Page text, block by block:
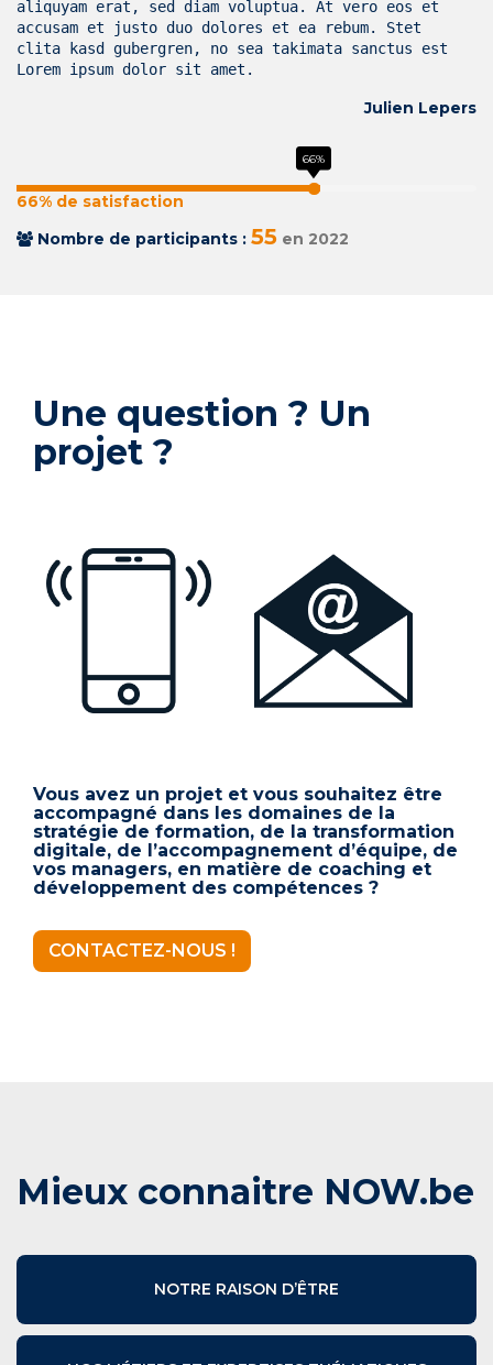
aliquyam erat, sed diam voluptua. At vero eos et
accusam et justo duo dolores et ea rebum. Stet
clita kasd gubergren, no sea takimata sanctus est
Lorem ipsum dolor sit amet.
Julien Lepers
66% de satisfaction
Nombre de participants : 55 en 2022
Une question ? Un
projet ?
Vous avez un projet et vous souhaitez être
accompagné dans les domaines de la
stratégie de formation, de la transformation
digitale, de l’accompagnement d’équipe, de
vos managers, en matière de coaching et
développement des compétences ?
CONTACTEZ-NOUS !
Mieux connaitre NOW.be
NOTRE RAISON D’ÊTRE